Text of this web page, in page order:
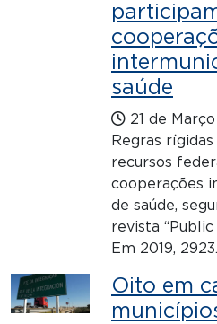
saúde
21 de
Regras
recursos
cooperações
de saúde,
revista
Em 2019,
Oito em